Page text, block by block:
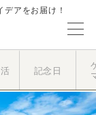
アをお届け！
記念日